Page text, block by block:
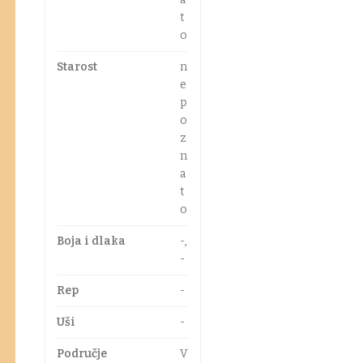
t
o
Starost
n
e
p
o
z
n
a
t
o
Boja i dlaka
-,
-
Rep -
Uši -
Područje
V